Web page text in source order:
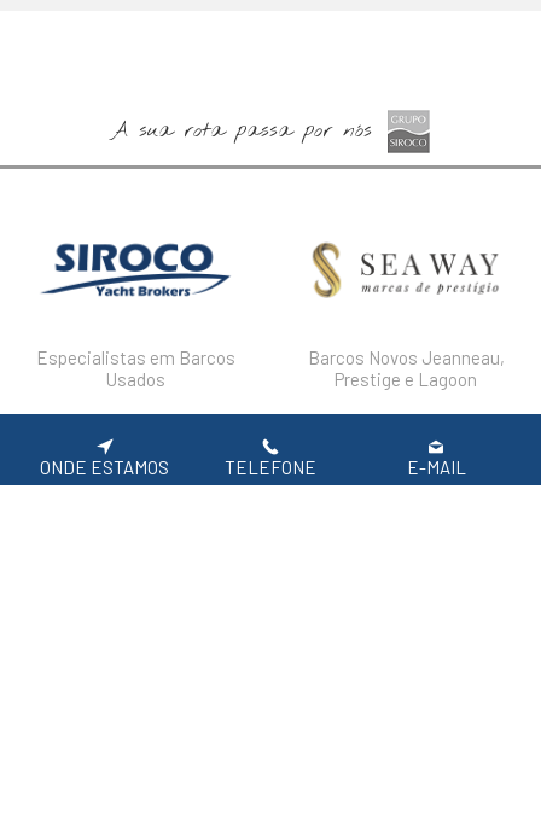
A sua rota passa por nós
Especialistas em Barcos
Usados
Barcos Novos Jeanneau,
Prestige e Lagoon
DESTAQUES POLÍTICA DE PRIVACIDADE
ONDE ESTAMOS TELEFONE E-MAIL